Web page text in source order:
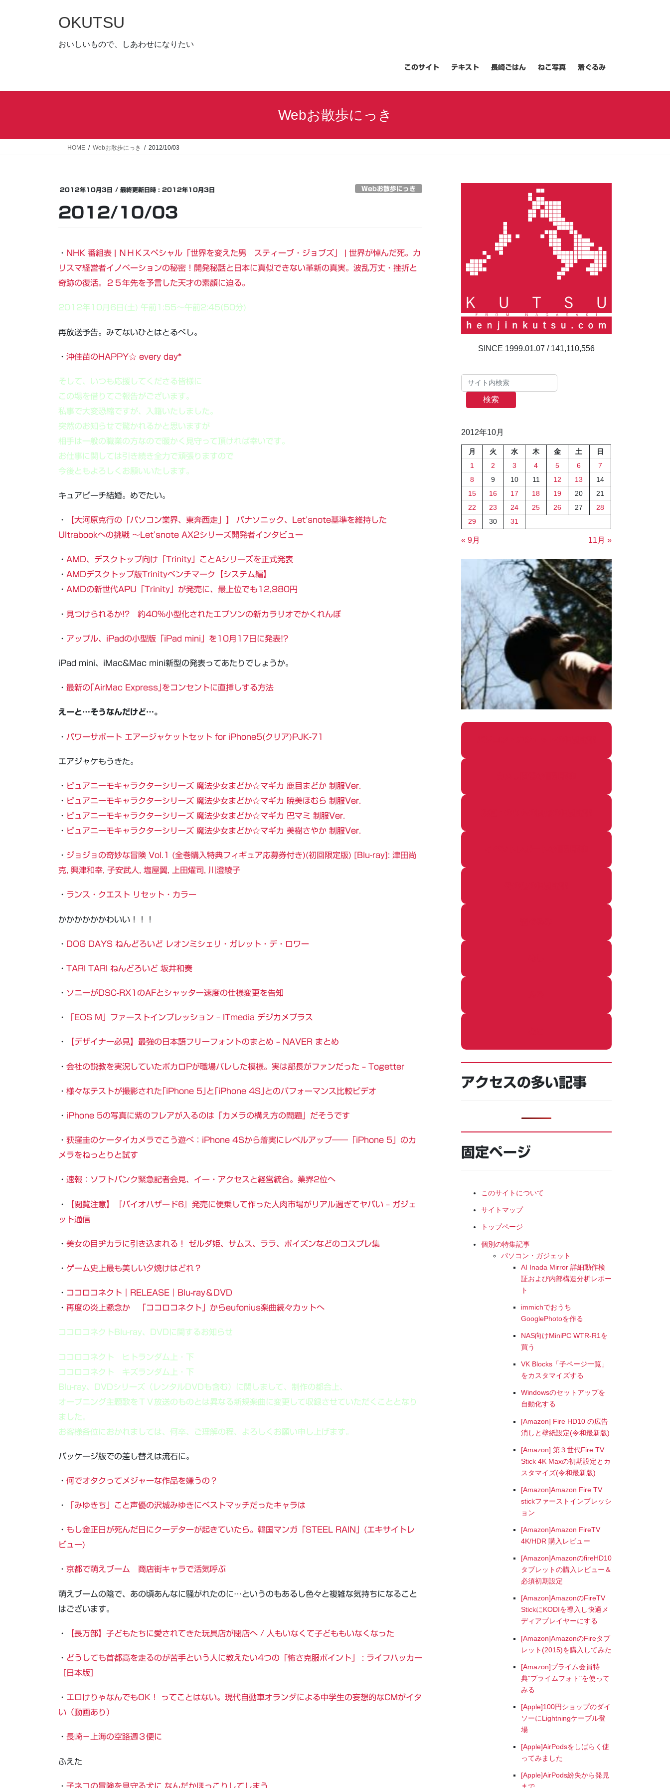
キ
に
OKUTSU
おいしいもので、しあわせになりたい
このサイト テキスト 長崎ごはん ねこ写真 着ぐるみ
Webお散歩にっき
HOME Webお散歩にっき 2012/10/03
2012年10月3日 / 最終更新日時 : 2012年10月3日 Webお散歩にっき
2012/10/03
・ NHK 番組表 | ＮＨＫスペシャル「世界を変えた男 スティーブ・ジョブズ」 | 世界が悼んだ死。カ
リスマ経営者イノベーションの秘密！開発秘話と日本に真似できない革新の真実。波乱万丈・挫折と
奇跡の復活。２５年先を予言した天才の素顔に迫る。
2012年10月6日(土) 午前1:55～午前2:45(50分)
再放送予告。みてないひとはとるべし。
・ 沖佳苗のHAPPY☆ every day*
そして、いつも応援してくださる皆様に
この場を借りてご報告がございます。
私事で大変恐縮ですが、入籍いたしました。
突然のお知らせで驚かれるかと思いますが
相手は一般の職業の方なので暖かく見守って頂ければ幸いです。
お仕事に関しては引き続き全力で頑張りますので
今後ともよろしくお願いいたします。
キュアピーチ結婚。めでたい。
・
【大河原克行の「パソコン業界、東奔西走」】 パナソニック、Let’snote基準を維持した
Ultrabookへの挑戦 ～Let’snote AX2シリーズ開発者インタビュー
・ AMD、デスクトップ向け「Trinity」ことAシリーズを正式発表
・ AMDデスクトップ版Trinityベンチマーク【システム編】
・ AMDの新世代APU「Trinity」が発売に、最上位でも12,980円
・ 見つけられるか!? 約40％小型化されたエプソンの新カラリオでかくれんぼ
・ アップル、iPadの小型版「iPad mini」を10月17日に発表!?
iPad mini、iMac&Mac mini新型の発表ってあたりでしょうか。
・ 最新の｢AirMac Express｣をコンセントに直挿しする方法
えーと…そうなんだけど…。
・ パワーサポート エアージャケットセット for iPhone5(クリア)PJK-71
エアジャケもうきた。
・
ピュアニーモキャラクターシリーズ 魔法少女まどか☆マギカ 鹿目まどか 制服Ver.
・
ピュアニーモキャラクターシリーズ 魔法少女まどか☆マギカ 暁美ほむら 制服Ver.
・
ピュアニーモキャラクターシリーズ 魔法少女まどか☆マギカ 巴マミ 制服Ver.
・
ピュアニーモキャラクターシリーズ 魔法少女まどか☆マギカ 美樹さやか 制服Ver.
・ ジョジョの奇妙な冒険 Vol.1 (全巻購入特典フィギュア応募券付き)(初回限定版) [Blu-ray]: 津田尚
克, 興津和幸, 子安武人, 塩屋翼, 上田燿司, 川澄綾子
・ ランス・クエスト リセット・カラー
かかかかかかわいい！！！
・ DOG DAYS ねんどろいど レオンミシェリ・ガレット・デ・ロワー
・ TARI TARI ねんどろいど 坂井和奏
・ ソニーがDSC-RX1のAFとシャッター速度の仕様変更を告知
・ 「EOS M」ファーストインプレッション – ITmedia デジカメプラス
・ 【デザイナー必見】最強の日本語フリーフォントのまとめ – NAVER まとめ
・ 会社の説教を実況していたボカロPが職場バレした模様。実は部長がファンだった – Togetter
・ 様々なテストが撮影された｢iPhone 5｣と｢iPhone 4S｣とのパフォーマンス比較ビデオ
・ iPhone 5の写真に紫のフレアが入るのは「カメラの構え方の問題」だそうです
・ 荻窪圭のケータイカメラでこう遊べ：iPhone 4Sから着実にレベルアップ――「iPhone 5」のカ
メラをねっとりと試す
・ 速報：ソフトバンク緊急記者会見、イー・アクセスと経営統合。業界2位へ
・
【閲覧注意】『バイオハザード6』発売に便乗して作った人肉市場がリアル過ぎてヤバい – ガジェ
ット通信
・ 美女の目ヂカラに引き込まれる！ ゼルダ姫、サムス、ララ、ポイズンなどのコスプレ集
・ ゲーム史上最も美しい夕焼けはどれ？
・ ココロコネクト｜RELEASE｜Blu-ray＆DVD
・ 再度の炎上懸念か 「ココロコネクト」からeufonius楽曲続々カットへ
ココロコネクトBlu-ray、DVDに関するお知らせ
ココロコネクト ヒトランダム上・下
ココロコネクト キズランダム上・下
Blu-ray、DVDシリーズ（レンタルDVDも含む）に関しまして、制作の都合上、
オープニング主題歌をＴＶ放送のものとは異なる新規楽曲に変更して収録させていただくこととなり
ました。
お客様各位におかれましては、何卒、ご理解の程、よろしくお願い申し上げます。
パッケージ版での差し替えは流石に。
・ 何でオタクってメジャーな作品を嫌うの？
・ 「みゆきち」こと声優の沢城みゆきにベストマッチだったキャラは
・ もし金正日が死んだ日にクーデターが起きていたら。韓国マンガ「STEEL RAIN」(エキサイトレ
ビュー)
・ 京都で萌えブーム 商店街キャラで活気呼ぶ
萌えブームの陰で、あの頃あんなに騒がれたのに…というのもあるし色々と複雑な気持ちになること
はございます。
・ 【長万部】子どもたちに愛されてきた玩具店が閉店へ / 人もいなくて子どももいなくなった
・ どうしても首都高を走るのが苦手という人に教えたい4つの「怖さ克服ポイント」 : ライフハッカー
［日本版］
・ エロけりゃなんでもOK！ ってことはない。現代自動車オランダによる中学生の妄想的なCMがイタ
い（動画あり）
・ 長崎－上海の空路週３便に
ふえた
・ 子ネコの冒険を見守る犬に なんだかほっこりしてしまう
141,110,556
検索
2012年10月
月 火 水 木 金 土
日
1
2 3 4 5 6
7
8
9 10 11 12 13
14
15
16 17 18 19 20
21
22
23 24 25 26 27
28
29
30 31
« 9月 11月 »
アクセスの多い記事
固定ページ
このサイトについて
サイトマップ
トップページ
個別の特集記事
パソコン・ガジェット
AI Inada Mirror 詳細動作検
証および内部構造分析レポー
ト
immichでおうち
GooglePhotoを作る
NAS向けMiniPC WTR-R1を
買う
VK Blocks「子ページ一覧」
をカスタマイズする
Windowsのセットアップを
自動化する
[Amazon] Fire HD10 の広告
消しと壁紙設定(令和最新版)
[Amazon] 第３世代Fire TV
Stick 4K Maxの初期設定とカ
スタマイズ(令和最新版)
[Amazon]Amazon Fire TV
stickファーストインプレッシ
ョン
[Amazon]Amazon FireTV
4K/HDR 購入レビュー
[Amazon]AmazonのfireHD10
タブレットの購入レビュー＆
必須初期設定
[Amazon]AmazonのFireTV
StickにKODIを導入し快適メ
ディアプレイヤーにする
[Amazon]AmazonのFireタブ
レット(2015)を購入してみた
[Amazon]プライム会員特
典"プライムフォト"を使って
みる
[Apple]100円ショップのダイ
ソーにLightningケーブル登
場
[Apple]AirPodsをしばらく使
ってみました
[Apple]AirPods紛失から発見